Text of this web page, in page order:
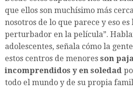
que ellos son muchísimo más
nosotros de lo que parece y eso es
perturbador en la película”.
adolescentes, señala cómo la
estos centros de menores son
incomprendidos y en soledad
todo el mundo y de su propia